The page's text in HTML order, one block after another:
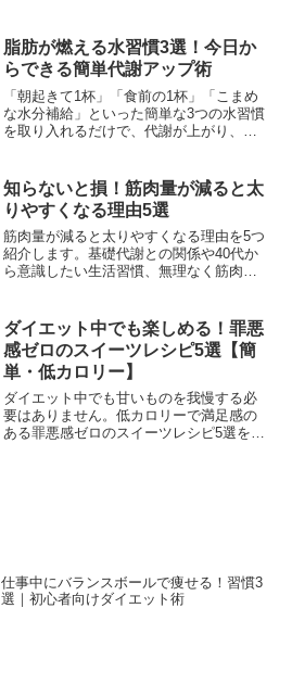
説します。
脂肪が燃える水習慣3選！今日か
らできる簡単代謝アップ術
「朝起きて1杯」「食前の1杯」「こまめ
な水分補給」といった簡単な3つの水習慣
を取り入れるだけで、代謝が上がり、脂
も、水の飲み方をちょっと工夫するだ
け」で、誰でもすぐにダイエットに役立
つ体内環境を整えることができるので
す。
知らないと損！筋肉量が減ると太
りやすくなる理由5選
筋肉量が減ると太りやすくなる理由を5つ
紹介します。基礎代謝との関係や40代か
ら意識したい生活習慣、無理なく筋肉を
交えて紹介します。
ダイエット中でも楽しめる！罪悪
感ゼロのスイーツレシピ5選【簡
単・低カロリー】
ダイエット中でも甘いものを我慢する必
要はありません。低カロリーで満足感の
ある罪悪感ゼロのスイーツレシピ5選を紹
仕事中にバランスボールで痩せる！習慣3
選｜初心者向けダイエット術